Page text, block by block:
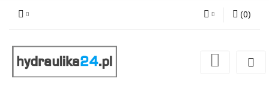
Zarejestruj się
(0)